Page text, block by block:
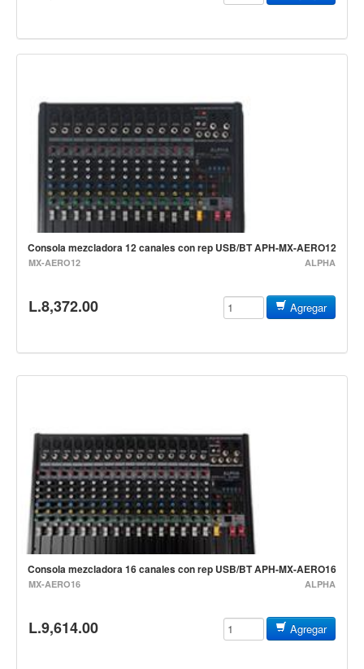
Boquillas y abrazaderas
Panderos
Percusión Latina
Tambores
Redoblantes
Bombos
Kalimba
Campanas, lluvias y platillos
Cueros
Redoblantes
Tambores
Multi-tenores
Bombos
Platillos
Baquetas, mazos y bolillos
Liras
Consola mezcladora 12 canales con rep USB/BT APH-MX-AERO12
MX-AERO12 ALPHA
L.8,372.00 Agregar
Consola mezcladora 16 canales con rep USB/BT APH-MX-AERO16
MX-AERO16 ALPHA
L.9,614.00 Agregar